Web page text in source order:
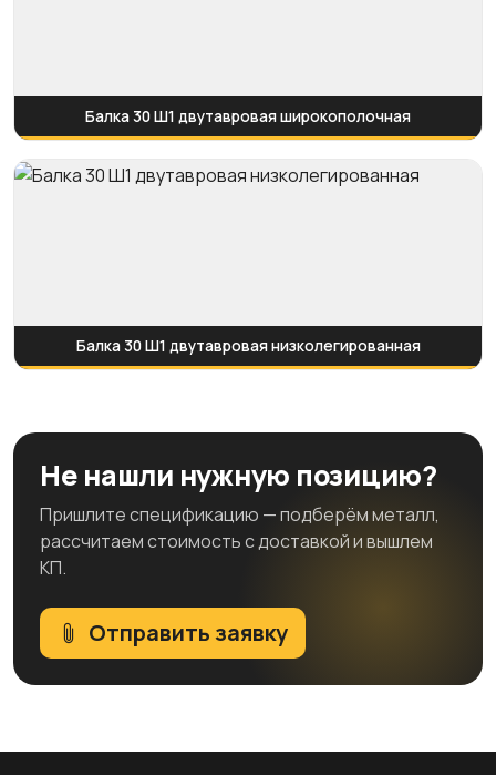
Балка 30 Ш1 двутавровая широкополочная
Балка 30 Ш1 двутавровая низколегированная
Не нашли нужную позицию?
Пришлите спецификацию — подберём металл,
рассчитаем стоимость с доставкой и вышлем
КП.
Отправить заявку